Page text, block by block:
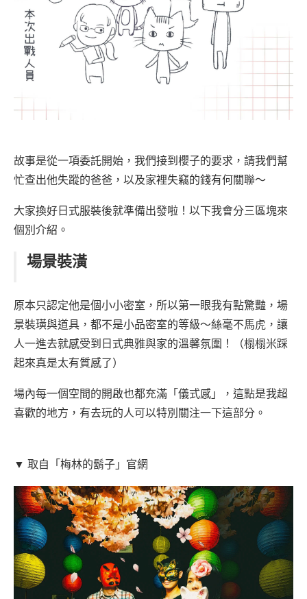
故事是從一項委託開始，我們接到櫻子的要求，請我們幫
忙查出他失蹤的爸爸，以及家裡失竊的錢有何關聯～
大家換好日式服裝後就準備出發啦！以下我會分三區塊來
個別介紹。
場景裝潢
原本只認定他是個小小密室，所以第一眼我有點驚豔，場
景裝璜與道具，都不是小品密室的等級～絲毫不馬虎，讓
人一進去就感受到日式典雅與家的溫馨氛圍！（榻榻米踩
起來真是太有質感了）
場內每一個空間的開啟也都充滿「儀式感」，這點是我超
喜歡的地方，有去玩的人可以特別關注一下這部分。
▼ 取自「梅林的鬍子」官網